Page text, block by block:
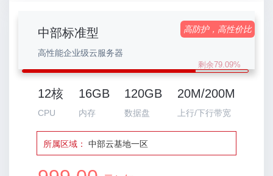
中部标准型
高性能企业级云服务器
高防护，高性价比
剩余79.09%
12核
CPU
16GB
内存
120GB
数据盘
20M/200M
上行/下行带宽
所属区域： 中部云基地一区